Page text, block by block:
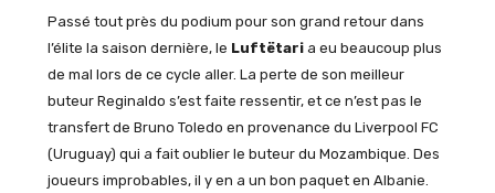
Passé tout près du podium pour son grand retour dans
l’élite la saison dernière, le Luftëtaria eu beaucoup plus
de mal lors de ce cycle aller. La perte de son meilleur
buteur Reginaldo s’est faite ressentir, et ce n’est pas le
transfert de Bruno Toledo en provenance du Liverpool FC
(Uruguay) qui a fait oublier le buteur du Mozambique. Des
joueurs improbables, il y en a un bon paquet en Albanie.